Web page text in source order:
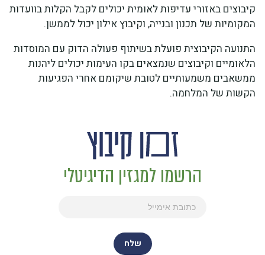
קיבוצים באזורי עדיפות לאומית יכולים לקבל הקלות בוועדות
המקומיות של תכנון ובנייה, וקיבוץ אילון יכול לממשן.
התנועה הקיבוצית פועלת בשיתוף פעולה הדוק עם המוסדות
הלאומיים וקיבוצים שנמצאים בקו העימות יכולים ליהנות
ממשאבים משמעותיים לטובת שיקומם אחרי הפגיעות
הקשות של המלחמה.
הרשמו למגזין הדיגיטלי